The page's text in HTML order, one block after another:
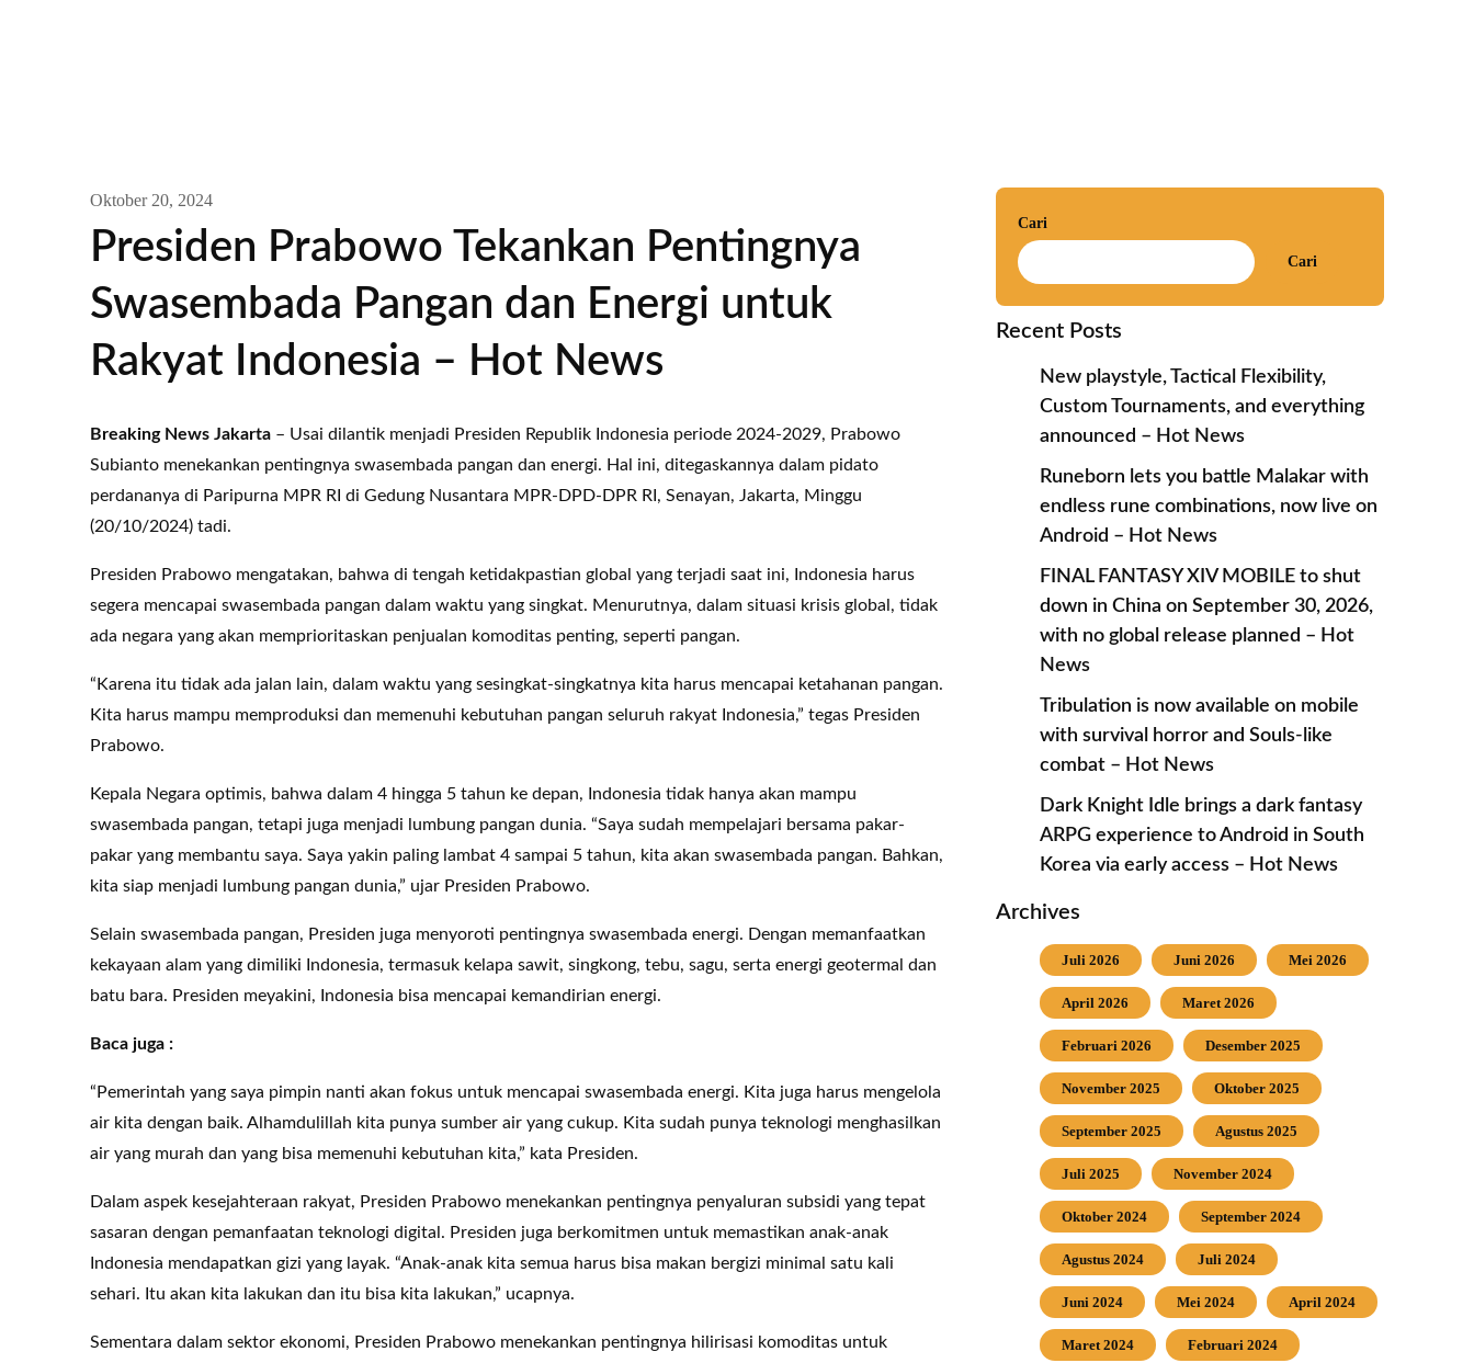
Oktober 20, 2024
Presiden Prabowo Tekankan Pentingnya
Swasembada Pangan dan Energi untuk
Rakyat Indonesia – Hot News
Breaking News Jakarta – Usai dilantik menjadi Presiden Republik Indonesia periode 2024-2029, Prabowo
Subianto menekankan pentingnya swasembada pangan dan energi. Hal ini, ditegaskannya dalam pidato
perdananya di Paripurna MPR RI di Gedung Nusantara MPR-DPD-DPR RI, Senayan, Jakarta, Minggu
(20/10/2024) tadi.
Presiden Prabowo mengatakan, bahwa di tengah ketidakpastian global yang terjadi saat ini, Indonesia harus
segera mencapai swasembada pangan dalam waktu yang singkat. Menurutnya, dalam situasi krisis global, tidak
ada negara yang akan memprioritaskan penjualan komoditas penting, seperti pangan.
“Karena itu tidak ada jalan lain, dalam waktu yang sesingkat-singkatnya kita harus mencapai ketahanan pangan.
Kita harus mampu memproduksi dan memenuhi kebutuhan pangan seluruh rakyat Indonesia,” tegas Presiden
Prabowo.
Kepala Negara optimis, bahwa dalam 4 hingga 5 tahun ke depan, Indonesia tidak hanya akan mampu
swasembada pangan, tetapi juga menjadi lumbung pangan dunia. “Saya sudah mempelajari bersama pakar-
pakar yang membantu saya. Saya yakin paling lambat 4 sampai 5 tahun, kita akan swasembada pangan. Bahkan,
kita siap menjadi lumbung pangan dunia,” ujar Presiden Prabowo.
Selain swasembada pangan, Presiden juga menyoroti pentingnya swasembada energi. Dengan memanfaatkan
kekayaan alam yang dimiliki Indonesia, termasuk kelapa sawit, singkong, tebu, sagu, serta energi geotermal dan
batu bara. Presiden meyakini, Indonesia bisa mencapai kemandirian energi.
Baca juga :
“Pemerintah yang saya pimpin nanti akan fokus untuk mencapai swasembada energi. Kita juga harus mengelola
air kita dengan baik. Alhamdulillah kita punya sumber air yang cukup. Kita sudah punya teknologi menghasilkan
air yang murah dan yang bisa memenuhi kebutuhan kita,” kata Presiden.
Dalam aspek kesejahteraan rakyat, Presiden Prabowo menekankan pentingnya penyaluran subsidi yang tepat
sasaran dengan pemanfaatan teknologi digital. Presiden juga berkomitmen untuk memastikan anak-anak
Indonesia mendapatkan gizi yang layak. “Anak-anak kita semua harus bisa makan bergizi minimal satu kali
sehari. Itu akan kita lakukan dan itu bisa kita lakukan,” ucapnya.
Sementara dalam sektor ekonomi, Presiden Prabowo menekankan pentingnya hilirisasi komoditas untuk
Cari
Cari
Recent Posts
New playstyle, Tactical Flexibility,
Custom Tournaments, and everything
announced – Hot News
Runeborn lets you battle Malakar with
endless rune combinations, now live on
Android – Hot News
FINAL FANTASY XIV MOBILE to shut
down in China on September 30, 2026,
with no global release planned – Hot
News
Tribulation is now available on mobile
with survival horror and Souls-like
combat – Hot News
Dark Knight Idle brings a dark fantasy
ARPG experience to Android in South
Korea via early access – Hot News
Archives
Juli 2026 Juni 2026 Mei 2026
April 2026 Maret 2026
Februari 2026 Desember 2025
November 2025 Oktober 2025
September 2025 Agustus 2025
Juli 2025 November 2024
Oktober 2024 September 2024
Agustus 2024 Juli 2024
Juni 2024 Mei 2024 April 2024
Maret 2024 Februari 2024